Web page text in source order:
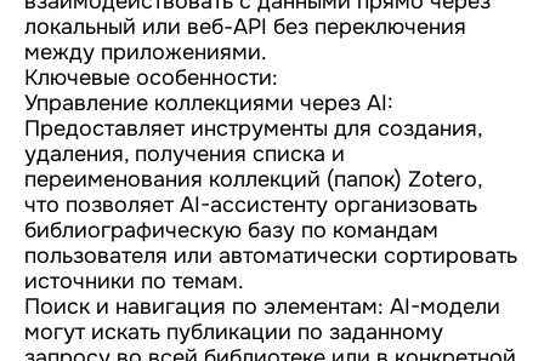
локальный или веб-API без переключения
между приложениями.
Ключевые особенности:
Управление коллекциями через AI:
Предоставляет инструменты для создания,
удаления, получения списка и
переименования коллекций (папок) Zotero,
что позволяет AI-ассистенту организовать
библиографическую базу по командам
пользователя или автоматически сортировать
источники по темам.
Поиск и навигация по элементам: AI-модели
могут искать публикации по заданному